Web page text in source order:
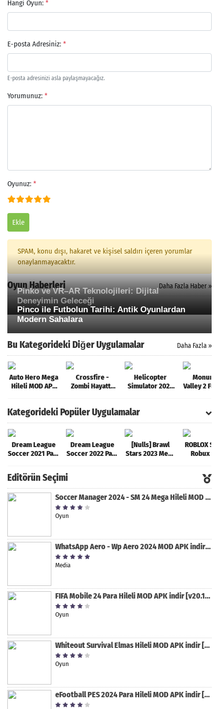
Arama
Hangi Oyun: *
E-posta Adresiniz: *
E-posta adresinizi asla paylaşmayacağız.
Yorumunuz: *
Oyunuz: *
Ekle
SPAM, konu dışı, hakaret ve kişisel saldırı içeren yorumlar
onaylanmayacaktır.
Oyun Haberleri Daha Fazla Haber »
Pinko ve VR–AR Teknolojileri: Dijital
Deneyimin Geleceği
Pinco ile Futbolun Tarihi: Antik Oyunlardan
Modern Sahalara
Bu Kategorideki Diğer Uygulamalar Daha Fazla »
Auto Hero Mega
Hileli MOD APK
Crossfire -
Zombi Hayatta
MOD APK
[v1.1.11]
Helicopter
Simulator 2021
Valley 2
Kategorideki Popüler Uygulamalar
Dream League
Soccer 2021 Para
[v8.31]
Dream League
Soccer 2022 Para
[Nulls] Brawl
Stars 2023 Mega
ROBLOX
Robux
Editörün Seçimi
Soccer Manager 2024 - SM 24 Mega Hileli MOD APK indir [v3.0.0]
Oyun
WhatsApp Aero - Wp Aero 2024 MOD APK indir [v10.0.2]
Media
FIFA Mobile 24 Para Hileli MOD APK indir [v20.1.02]
Oyun
Whiteout Survival Elmas Hileli MOD APK indir [v1.13.1]
Oyun
eFootball PES 2024 Para Hileli MOD APK indir [v8.2.0]